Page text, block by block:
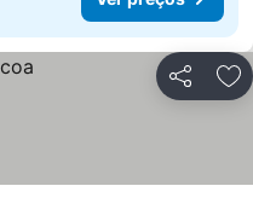
Partilhar